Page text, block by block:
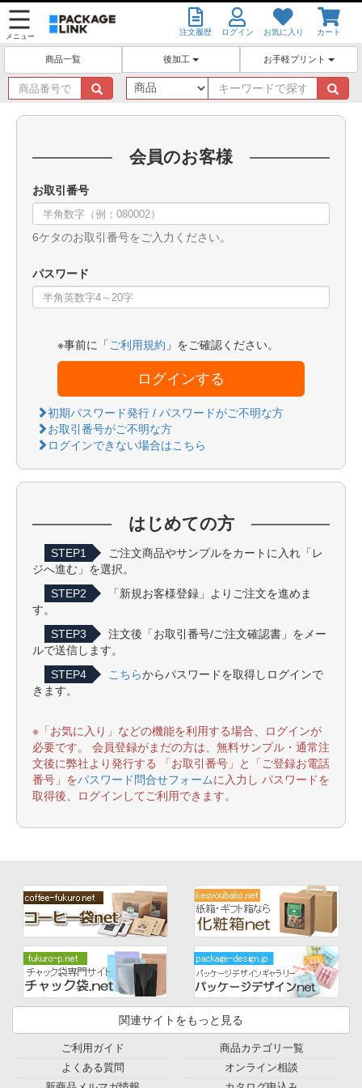
メニュー 注文履歴 ログイン お気に入り カート
商品一覧 後加工 お手軽プリント
商
品
番
キ
ー
ワ
会員のお客様
お取引番号
6ケタのお取引番号をご入力ください。
パスワード
※事前に「 ご利用規約 」をご確認ください。
ログインする
初期パスワード発行 / パスワードがご不明な方
お取引番号がご不明な方
ログインできない場合はこちら
はじめての方
STEP1
ご注文商品やサンプルをカートに入れ「レ
ジへ進む」を選択。
STEP2
「新規お客様登録」よりご注文を進めま
す。
STEP3
注文後「お取引番号/ご注文確認書」をメー
ルで送信します。
STEP4
こちらからパスワードを取得しログインで
きます。
※「お気に入り」などの機能を利用する場合、ログインが
必要です。 会員登録がまだの方は、無料サンプル・通常注
文後に弊社より発行する 「お取引番号」と「ご登録お電話
番号」をパスワード問合せフォームに入力し パスワードを
取得後、ログインしてご利用できます。
関連サイトをもっと見る
ご利用ガイド
よくある質問
商品カテゴリ一覧
オンライン相談